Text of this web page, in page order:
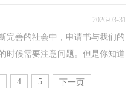
2026-03-31
完善的社会中，申请书与我们的
时候需要注意问题。但是你知道
4 5
下一页